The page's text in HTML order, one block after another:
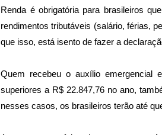
Renda é obrigatória para brasileiros
rendimentos tributáveis (salário, férias,
que isso, está isento de fazer a
Quem recebeu o auxílio emergencial
superiores a R$ 22.847,76 no ano,
nesses casos, os brasileiros terão até